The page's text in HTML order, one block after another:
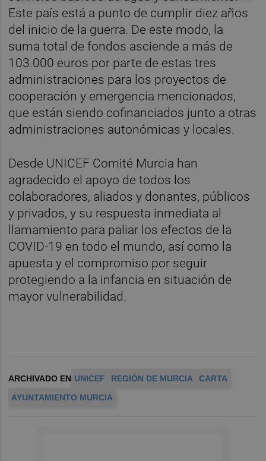
Este país está a punto de cumplir diez años
del inicio de la guerra. De este modo, la
suma total de fondos asciende a más de
103.000 euros por parte de estas tres
administraciones para los proyectos de
cooperación y emergencia mencionados,
que están siendo cofinanciados junto a otras
administraciones autonómicas y locales.
Desde UNICEF Comité Murcia han
agradecido el apoyo de todos los
colaboradores, aliados y donantes, públicos
y privados, y su respuesta inmediata al
llamamiento para paliar los efectos de la
COVID-19 en todo el mundo, así como la
apuesta y el compromiso por seguir
protegiendo a la infancia en situación de
mayor vulnerabilidad.
ARCHIVADO EN UNICEF REGIÓN DE MURCIA
CARTA
AYUNTAMIENTO MURCIA